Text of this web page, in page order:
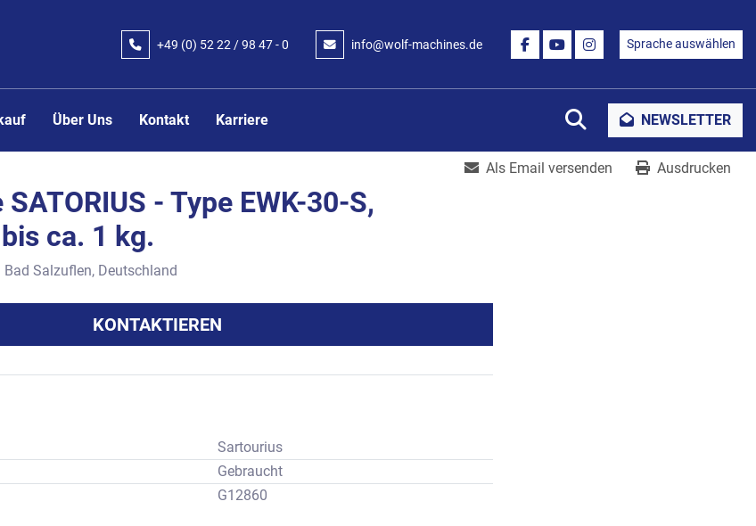
+49 (0) 52 22 / 98 47 - 0 info@wolf-machines.de
FACEBOOK
YOUTUBEINSTAGRAM
Sprache auswählen
Über Uns Kontakt Karriere SucheNEWSLETTER
Als Email versenden Ausdrucken
- Type EWK-30-S,
ca. 1 kg.
Bad Salzuflen, Deutschland
KONTAKTIEREN
Sartourius
Gebraucht
G12860